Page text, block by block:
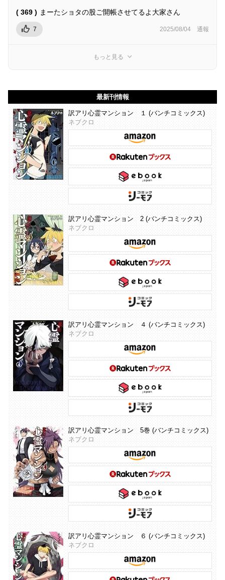
( 369 ) まーたショタの股ご開帳させてるよ大家さん
7 2025/08/04 通報
もっと見る
最新刊情報
訳アリ心霊マンション １ (バンチコミックス)
ネブクロ
訳アリ心霊マンション 2 (バンチコミックス)
ネブクロ
訳アリ心霊マンション ４ (バンチコミックス)
ネブクロ
訳アリ心霊マンション 5巻 (バンチコミックス)
ネブクロ
訳アリ心霊マンション ６ (バンチコミックス)
ネブクロ